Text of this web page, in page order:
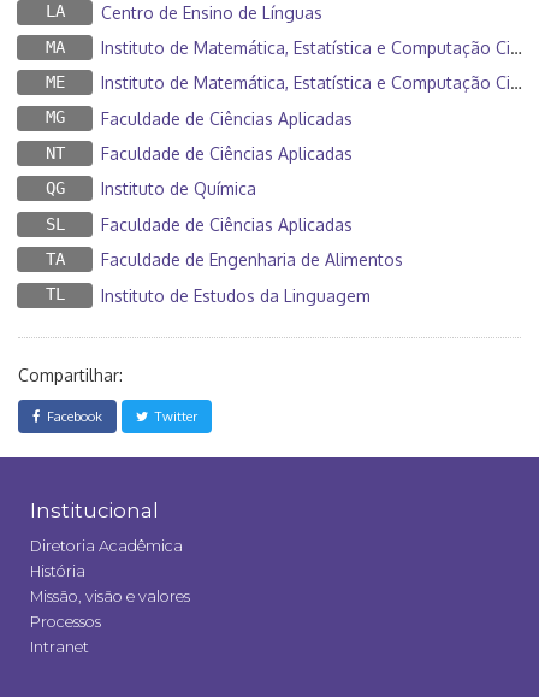
LA Centro de Ensino de Línguas
MA Instituto de Matemática, Estatística e Computação Científica
ME Instituto de Matemática, Estatística e Computação Científica
MG Faculdade de Ciências Aplicadas
NT Faculdade de Ciências Aplicadas
QG Instituto de Química
SL Faculdade de Ciências Aplicadas
TA Faculdade de Engenharia de Alimentos
TL Instituto de Estudos da Linguagem
Compartilhar:
Facebook Twitter
Institucional
Diretoria Acadêmica
História
Missão, visão e valores
Processos
Intranet